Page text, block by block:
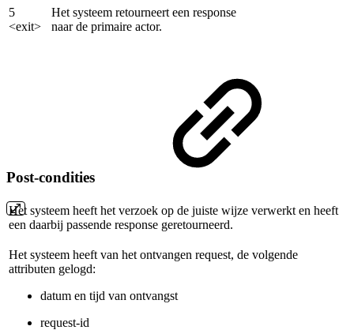
5
<exit>
Het systeem retourneert een response
naar de primaire actor.
Post-condities
Het systeem heeft het verzoek op de juiste wijze verwerkt en heeft
een daarbij passende response geretourneerd.
Het systeem heeft van het ontvangen request, de volgende
attributen gelogd:
datum en tijd van ontvangst
request-id